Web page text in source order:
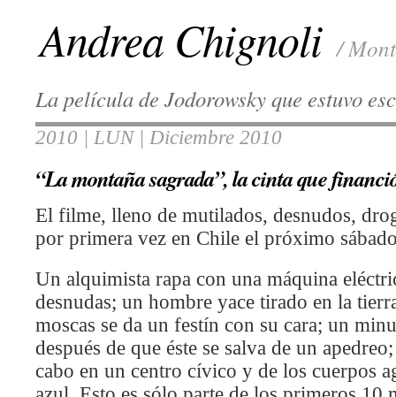
Andrea Chignoli /
La película de Jodorowsky que estuvo
2010 | LUN | Diciembre 2010
“La montaña sagrada”, la cinta que
El filme, lleno de mutilados, desnudos,
por primera vez en Chile el próximo
Un alquimista rapa con una máquina
desnudas; un hombre yace tirado en la
moscas se da un festín con su cara; un
después de que éste se salva de un
cabo en un centro cívico y de los cuerpos